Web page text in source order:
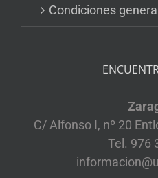
Condiciones
C/ Alfonso I, nº 20
Tel. 976